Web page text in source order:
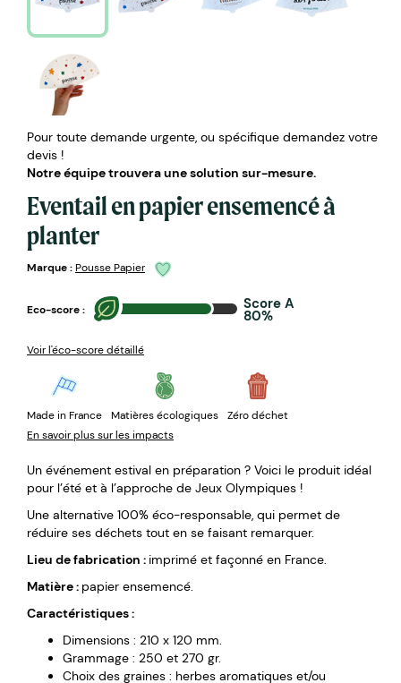
Pour toute demande urgente, ou spécifique demandez votre
devis !
Notre équipe trouvera une solution sur-mesure.
Eventail en papier ensemencé à
planter
Marque :Pousse Papier
Eco-score : Score A
80%
Voir l'éco-score détaillé
Made in France Matières écologiques
Zéro déchet
En savoir plus sur les impacts
Un événement estival en préparation ? Voici le produit idéal
pour l’été et à l’approche de Jeux Olympiques !
Une alternative 100% éco-responsable, qui permet de
réduire ses déchets tout en se faisant remarquer.
Lieu de fabrication : imprimé et façonné en France.
Matière : papier ensemencé.
Caractéristiques :
Dimensions : 210 x 120 mm.
Grammage : 250 et 270 gr.
Choix des graines : herbes aromatiques et/ou